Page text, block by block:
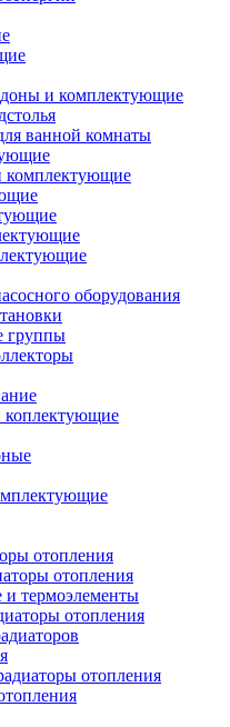
и комплектующие
ванной комнаты
комплектующие
оборудования
группы
отопления
отопления
термоэлементы
отопления
отопления